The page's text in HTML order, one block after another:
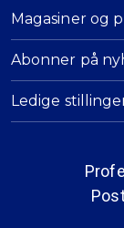
Magasiner og
Abonner på
Ledige